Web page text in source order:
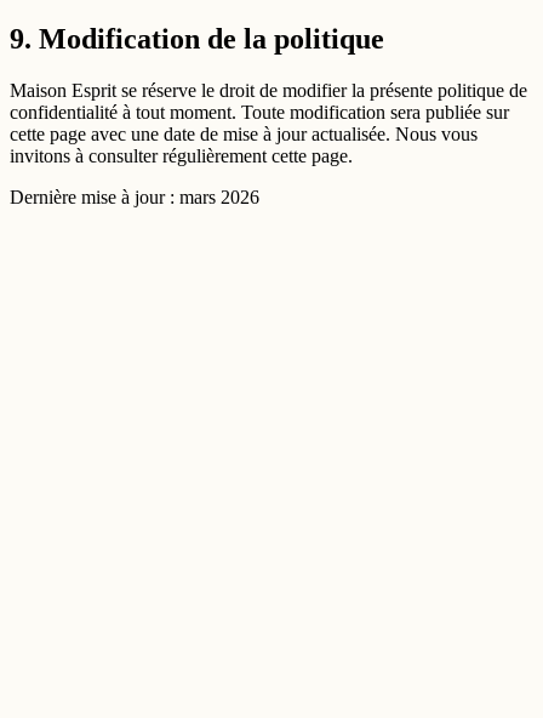
9. Modification de la politique
Maison Esprit se réserve le droit de modifier la présente politique de
confidentialité à tout moment. Toute modification sera publiée sur
cette page avec une date de mise à jour actualisée. Nous vous
invitons à consulter régulièrement cette page.
Dernière mise à jour : mars 2026